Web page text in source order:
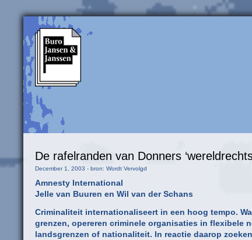
De rafelranden van Donners
December 1, 2003 - bron: Wordt Vervolgd
Amnesty International
Jelle van Buuren en Wil van der Schans
Criminaliteit internationaliseert in een hoog tempo.
grenzen, opereren criminele organisaties in flexibele
landsgrenzen of nationaliteit. In reactie daarop